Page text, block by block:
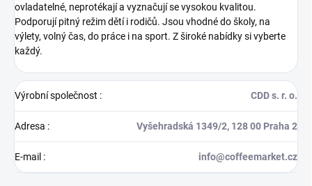
ovladatelné, neprotékají a vyznačují se vysokou kvalitou.
Podporují pitný režim dětí i rodičů. Jsou vhodné do školy, na
výlety, volný čas, do práce i na sport. Z široké nabídky si vyberte
každý.
Výrobní společnost : CDD s. r. o.
Adresa : Vyšehradská 1349/2, 128 00 Praha 2
E-mail : info@coffeemarket.cz